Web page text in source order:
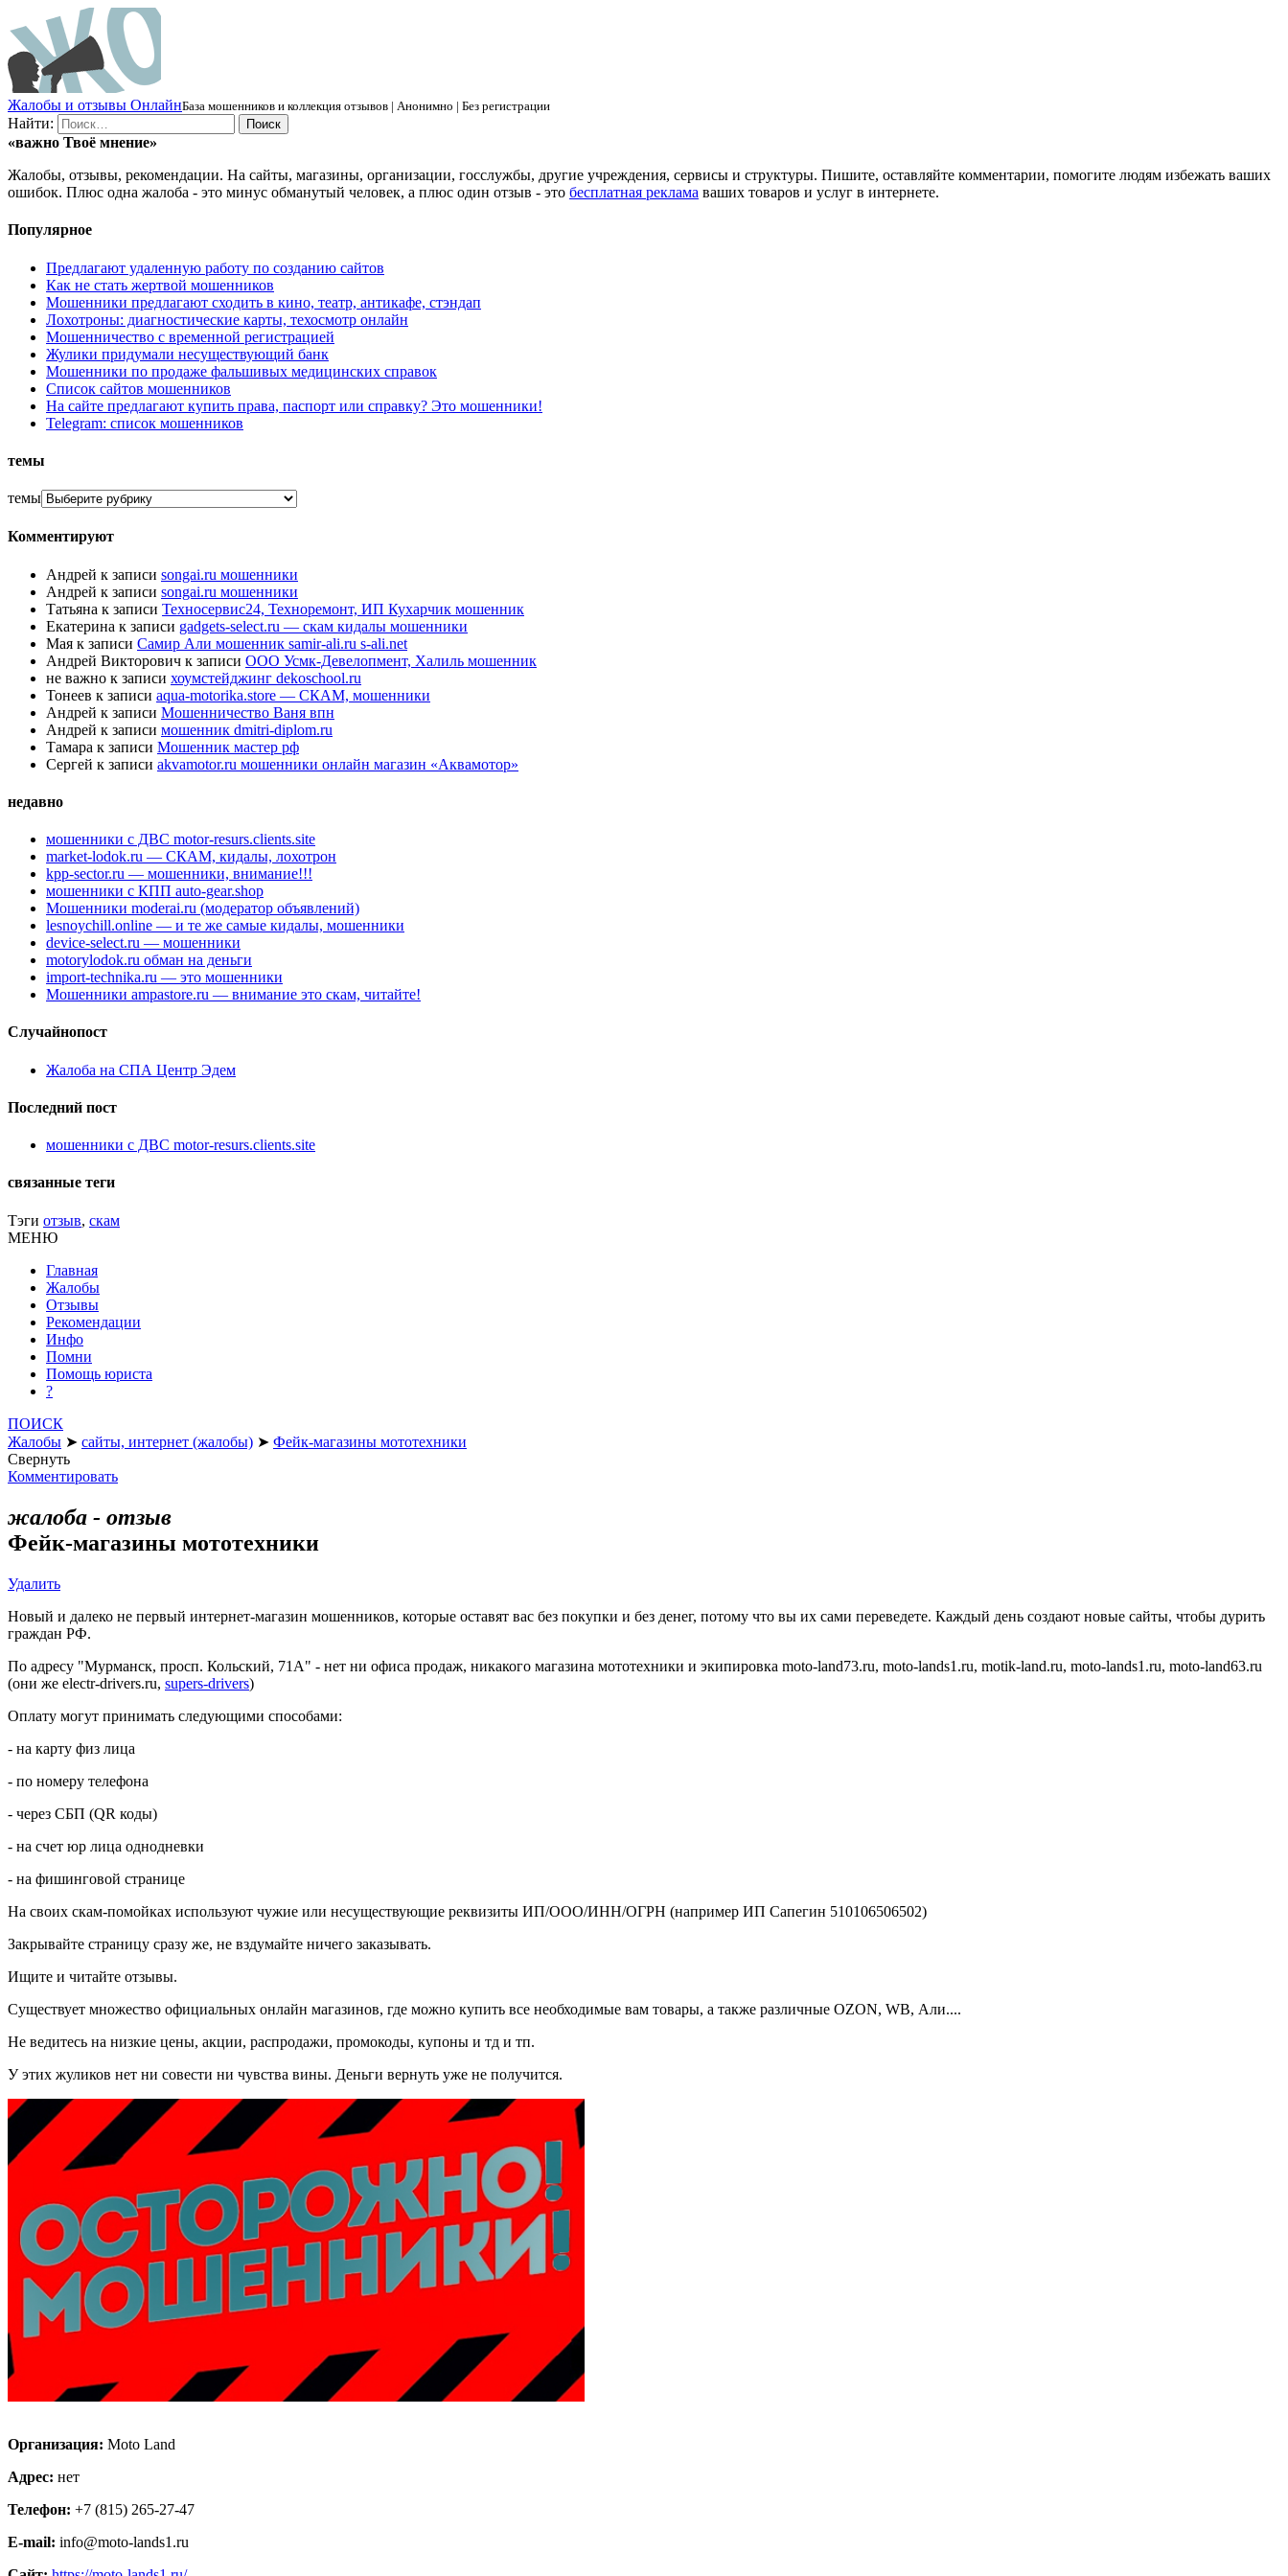
Жалобы и отзывы ОнлайнБаза мошенников и коллекция отзывов | Анонимно | Без регистрации
Найти:
«важно Твоё мнение»
Жалобы, отзывы, рекомендации. На сайты, магазины, организации, госслужбы, другие учреждения, сервисы и структуры. Пишите, оставляйте комментарии, помогите людям избежать ваших
ошибок. Плюс одна жалоба - это минус обманутый человек, а плюс один отзыв - это бесплатная реклама ваших товаров и услуг в интернете.
Популярное
Предлагают удаленную работу по созданию сайтов
Как не стать жертвой мошенников
Мошенники предлагают сходить в кино, театр, антикафе, стэндап
Лохотроны: диагностические карты, техосмотр онлайн
Мошенничество с временной регистрацией
Жулики придумали несуществующий банк
Мошенники по продаже фальшивых медицинских справок
Список сайтов мошенников
На сайте предлагают купить права, паспорт или справку? Это мошенники!
Telegram: список мошенников
темы
темы
Комментируют
Андрей к записи songai.ru мошенники
Андрей к записи songai.ru мошенники
Татьяна к записи Техносервис24, Техноремонт, ИП Кухарчик мошенник
Екатерина к записи gadgets-select.ru — скам кидалы мошенники
Мая к записи Самир Али мошенник samir-ali.ru s-ali.net
Андрей Викторович к записи ООО Усмк-Девелопмент, Халиль мошенник
не важно к записи хоумстейджинг dekoschool.ru
Тонеев к записи aqua-motorika.store — СКАМ, мошенники
Андрей к записи Мошенничество Ваня впн
Андрей к записи мошенник dmitri-diplom.ru
Тамара к записи Мошенник мастер рф
Сергей к записи akvamotor.ru мошенники онлайн магазин «Аквамотор»
недавно
мошенники с ДВС motor-resurs.clients.site
market-lodok.ru — СКАМ, кидалы, лохотрон
kpp-sector.ru — мошенники, внимание!!!
мошенники с КПП auto-gear.shop
Мошенники moderai.ru (модератор объявлений)
lesnoychill.online — и те же самые кидалы, мошенники
device-select.ru — мошенники
motorylodok.ru обман на деньги
import-technika.ru — это мошенники
Мошенники ampastore.ru — внимание это скам, читайте!
Случайнопост
Жалоба на СПА Центр Эдем
Последний пост
мошенники с ДВС motor-resurs.clients.site
связанные теги
Тэги отзыв, скам
МЕНЮ
Главная
Жалобы
Отзывы
Рекомендации
Инфо
Помни
Помощь юриста
?
ПОИСК
Жалобы ➤ сайты, интернет (жалобы) ➤ Фейк-магазины мототехники
Свернуть
Комментировать
жалоба - отзыв
Фейк-магазины мототехники
Удалить
Новый и далеко не первый интернет-магазин мошенников, которые оставят вас без покупки и без денег, потому что вы их сами переведете. Каждый день создают новые сайты, чтобы дурить
граждан РФ.
По адресу "Мурманск, просп. Кольский, 71А" - нет ни офиса продаж, никакого магазина мототехники и экипировка moto-land73.ru, moto-lands1.ru, motik-land.ru, moto-lands1.ru, moto-land63.ru
(они же electr-drivers.ru, supers-drivers)
Оплату могут принимать следующими способами:
- на карту физ лица
- по номеру телефона
- через СБП (QR коды)
- на счет юр лица однодневки
- на фишинговой странице
На своих скам-помойках используют чужие или несуществующие реквизиты ИП/ООО/ИНН/ОГРН (например ИП Сапегин 510106506502)
Закрывайте страницу сразу же, не вздумайте ничего заказывать.
Ищите и читайте отзывы.
Существует множество официальных онлайн магазинов, где можно купить все необходимые вам товары, а также различные OZON, WB, Али....
Не ведитесь на низкие цены, акции, распродажи, промокоды, купоны и тд и тп.
У этих жуликов нет ни совести ни чувства вины. Деньги вернуть уже не получится.
Организация: Moto Land
Адрес: нет
Телефон: +7 (815) 265-27-47
E-mail: info@moto-lands1.ru